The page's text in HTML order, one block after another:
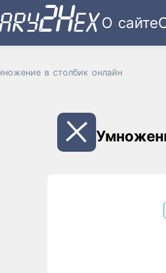
О сайте
в столбик онлайн